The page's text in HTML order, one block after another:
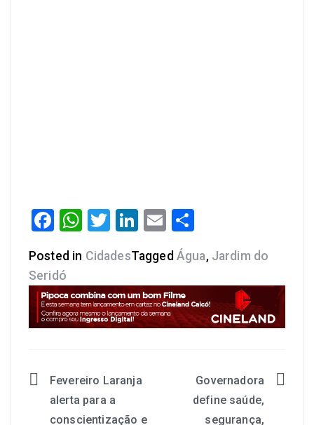
Facebook
WhatsApp
Twitter
LinkedIn
Email
Posted in CidadesTagged Água, Jardim do
Seridó
Fevereiro Laranja
alerta para a
conscientização e
Governadora
define saúde,
segurança,